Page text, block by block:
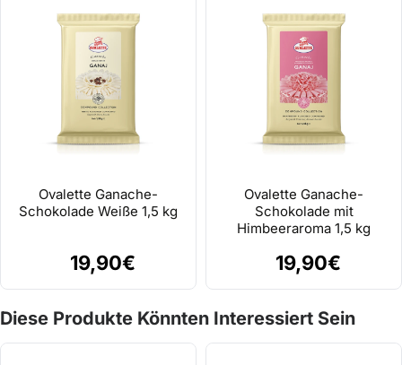
Ovalette Ganache-
Schokolade Weiße 1,5 kg
19,90€
Ovalette Ganache-
Schokolade mit
Himbeeraroma 1,5 kg
19,90€
Diese Produkte Könnten Interessiert Sein